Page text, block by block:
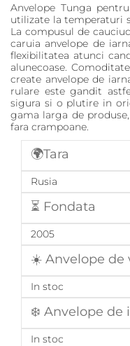
Anvelope Tunga
utilizate la temperaturi
La compusul de
caruia anvelope de
flexibilitatea atunci
alunecoase.
create anvelope de
rulare este gandit
sigura si o plutire in
gama larga de
fara crampoane.
🌍Tara
Rusia
⏳ Fondata
2005
☀️ Anvelope de
In stoc
❄️ Anvelope de
In stoc